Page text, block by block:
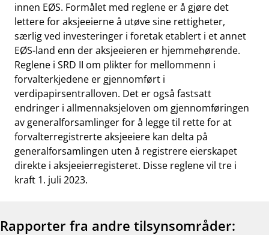
innen EØS. Formålet med reglene er å gjøre det
lettere for aksjeeierne å utøve sine rettigheter,
særlig ved investeringer i foretak etablert i et annet
EØS-land enn der aksjeeieren er hjemmehørende.
Reglene i SRD II om plikter for mellommenn i
forvalterkjedene er gjennomført i
verdipapirsentralloven. Det er også fastsatt
endringer i allmennaksjeloven om gjennomføringen
av generalforsamlinger for å legge til rette for at
forvalterregistrerte aksjeeiere kan delta på
generalforsamlingen uten å registrere eierskapet
direkte i aksjeeierregisteret. Disse reglene vil tre i
kraft 1. juli 2023.
Rapporter fra andre tilsynsområder: